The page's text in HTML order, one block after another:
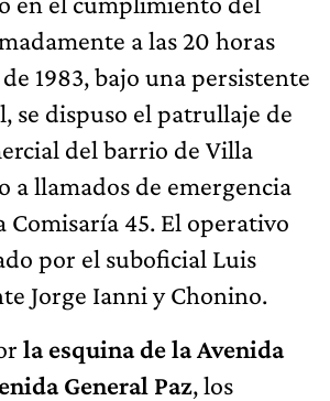
a las 20 horas
1983, bajo una persistente
se dispuso el patrullaje de
del barrio de Villa
a llamados de emergencia
Comisaría 45. El operativo
por el suboficial Luis
Jorge Ianni y Chonino.
la esquina de la Avenida
General Paz, los